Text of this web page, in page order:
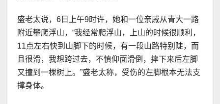
盛老太说，6日上午9时许，她和一位亲戚从青大一路
附近攀爬浮山，“我经常爬浮山，上山的时候很顺利，
11点左右快到山脚下的时候，有一段山路特别陡，而
且很滑，我想跨过去，不慎仰面滑倒，摔下来后左脚
又撞到一棵树上。”盛老太称，受伤的左脚根本无法支
撑身体。